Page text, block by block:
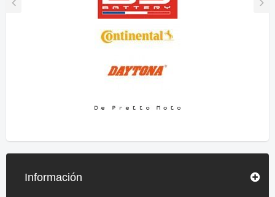
Información